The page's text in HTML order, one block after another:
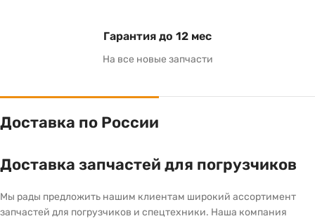
Гарантия до 12 мес
На все новые запчасти
Доставка по России
Доставка запчастей для погрузчиков
Мы рады предложить нашим клиентам широкий ассортимент
запчастей для погрузчиков и спецтехники. Наша компания